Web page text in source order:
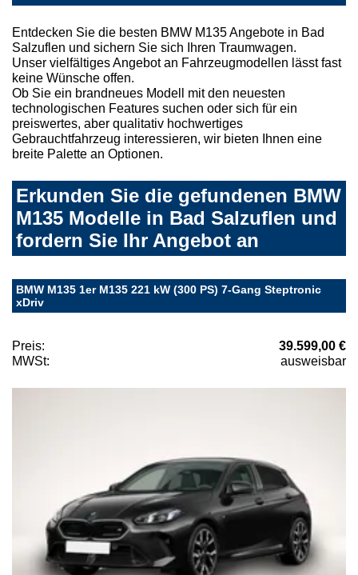
Entdecken Sie die besten BMW M135 Angebote in Bad
Salzuflen und sichern Sie sich Ihren Traumwagen.
Unser vielfältiges Angebot an Fahrzeugmodellen lässt fast
keine Wünsche offen.
Ob Sie ein brandneues Modell mit den neuesten
technologischen Features suchen oder sich für ein
preiswertes, aber qualitativ hochwertiges
Gebrauchtfahrzeug interessieren, wir bieten Ihnen eine
breite Palette an Optionen.
Erkunden Sie die gefundenen BMW
M135 Modelle in Bad Salzuflen und
fordern Sie Ihr Angebot an
BMW M135 1er M135 221 kW (300 PS) 7-Gang Steptronic
xDriv
Preis:
39.599,00 €
MWSt:
ausweisbar